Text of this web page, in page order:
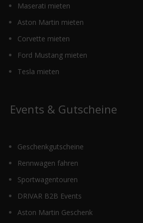
Maserati mieten
Aston Martin mieten
Corvette mieten
Ford Mustang mieten
Tesla mieten
Events & Gutscheine
Geschenkgutscheine
Rennwagen fahren
Sportwagentouren
DRIVAR B2B Events
Aston Martin Geschenk